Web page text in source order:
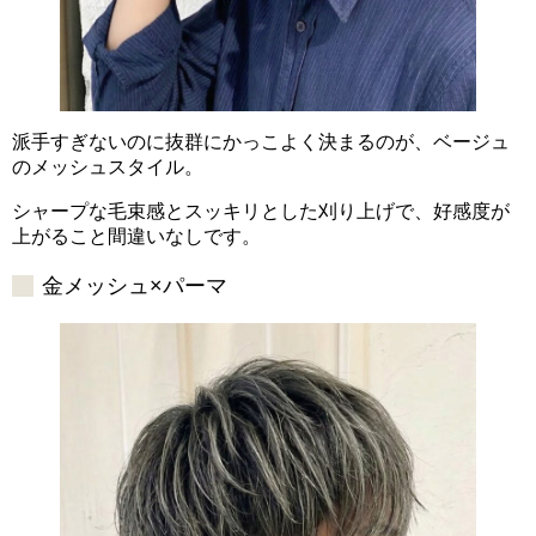
派手すぎないのに抜群にかっこよく決まるのが、ベージュ
のメッシュスタイル。
シャープな毛束感とスッキリとした刈り上げで、好感度が
上がること間違いなしです。
金メッシュ×パーマ